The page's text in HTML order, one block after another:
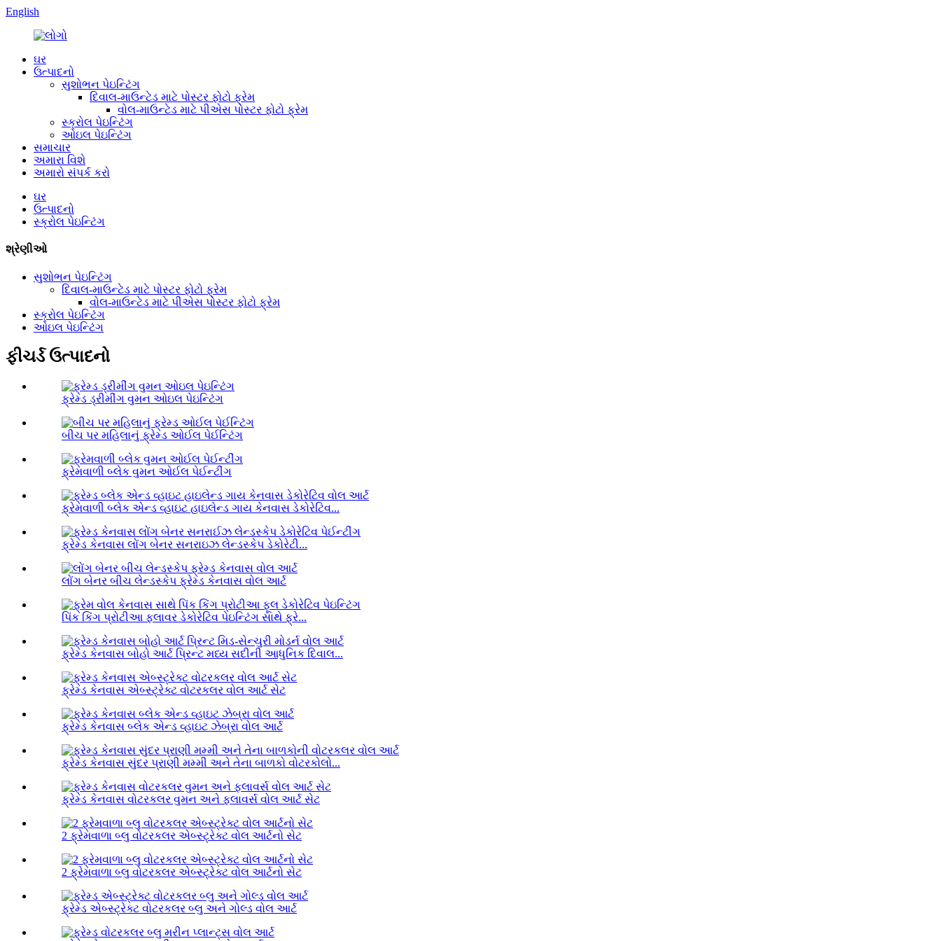
English
ઘર
ઉત્પાદનો
સુશોભન પેઇન્ટિંગ
દિવાલ-માઉન્ટેડ માટે પોસ્ટર ફોટો ફ્રેમ
વોલ-માઉન્ટેડ માટે પીએસ પોસ્ટર ફોટો ફ્રેમ
સ્ક્રોલ પેઇન્ટિંગ
ઓઇલ પેઇન્ટિંગ
સમાચાર
અમારા વિશે
અમારો સંપર્ક કરો
ઘર
ઉત્પાદનો
સ્ક્રોલ પેઇન્ટિંગ
શ્રેણીઓ
સુશોભન પેઇન્ટિંગ
દિવાલ-માઉન્ટેડ માટે પોસ્ટર ફોટો ફ્રેમ
વોલ-માઉન્ટેડ માટે પીએસ પોસ્ટર ફોટો ફ્રેમ
સ્ક્રોલ પેઇન્ટિંગ
ઓઇલ પેઇન્ટિંગ
ફીચર્ડ ઉત્પાદનો
ફ્રેમ્ડ ડ્રીમીંગ વુમન ઓઇલ પેઇન્ટિંગ
બીચ પર મહિલાનું ફ્રેમ્ડ ઓઈલ પેઈન્ટિંગ
ફ્રેમવાળી બ્લેક વુમન ઓઈલ પેઈન્ટીંગ
ફ્રેમવાળી બ્લેક એન્ડ વ્હાઇટ હાઇલેન્ડ ગાય કેનવાસ ડેકોરેટિવ...
ફ્રેમ્ડ કેનવાસ લોંગ બેનર સનરાઇઝ લેન્ડસ્કેપ ડેકોરેટી...
લોંગ બેનર બીચ લેન્ડસ્કેપ ફ્રેમ્ડ કેનવાસ વોલ આર્ટ
પિંક કિંગ પ્રોટીઆ ફ્લાવર ડેકોરેટિવ પેઇન્ટિંગ સાથે ફ્રે...
ફ્રેમ્ડ કેનવાસ બોહો આર્ટ પ્રિન્ટ મધ્ય સદીની આધુનિક દિવાલ...
ફ્રેમ્ડ કેનવાસ એબ્સ્ટ્રેક્ટ વોટરકલર વોલ આર્ટ સેટ
ફ્રેમ્ડ કેનવાસ બ્લેક એન્ડ વ્હાઇટ ઝેબ્રા વોલ આર્ટ
ફ્રેમ્ડ કેનવાસ સુંદર પ્રાણી મમ્મી અને તેના બાળકો વોટરકોલો...
ફ્રેમ્ડ કેનવાસ વોટરકલર વુમન અને ફ્લાવર્સ વોલ આર્ટ સેટ
2 ફ્રેમવાળા બ્લુ વોટરકલર એબ્સ્ટ્રેક્ટ વોલ આર્ટનો સેટ
2 ફ્રેમવાળા બ્લુ વોટરકલર એબ્સ્ટ્રેક્ટ વોલ આર્ટનો સેટ
ફ્રેમ્ડ એબ્સ્ટ્રેક્ટ વોટરકલર બ્લુ અને ગોલ્ડ વોલ આર્ટ